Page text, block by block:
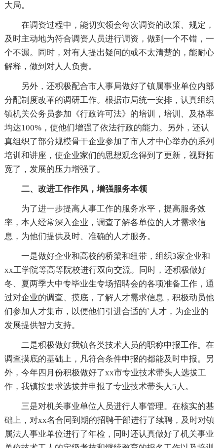
大局。
在调资过程中，能切实领会每次调资的政策、规定，
及时主动地为符合调资人员进行调资，做到一个不错，一
个不漏。同时，对有人提出疑问的或不太清楚的，能耐心
解释，做到对人人负责。
另外，还积极配合市人事局做好了镇属事业单位内部
分配制度改革的调研工作。根据市局统一安排，认真组织
镇机关公务员参加《行政许可法》的培训，培训、及格率
均达100%，使他们增强了依法行政的能力。另外，还认
真组织了部分规模骨干企业参加了市人才中心举办的系列
培训和讲座，使企业家们的思想观念得到了更新，视野拓
宽了，发展的压力增强了。
二、改进工作作风，增强服务本领
为了进一步提高人事工作的服务水平，提高服务效
率，本人经常深入企业，调查了解各单位的人才需求信
息，为他们提供及时、准确的人才服务。
一是做好企业和高校的桥梁和纽带，组织3家企业和
xx工学院等高等院校进行双向交流。同时，还积极做好
冬、夏两季大中专毕业生专场招聘会的各项准备工作，通
过对企业的调查、摸底，了解人才需求信息，积极动员他
们参加人才集市，以便他们引进合适的`人才，为企业的
发展提供智力支持。
二是积极做好我镇各类技术人员的职称申报工作。在
调查摸底的基础上，凡符合条件申报的都能及时申报。另
外，今年四月份积极做好了xx市专业技术带头人选拔工
作，我镇按要求选拔并申报了专业技术带头人5人。
三是对机关事业单位人员进行人事管理。在核实的基
础上，对xx名合同到期的招聘干部进行了续聘，及时对镇
属法人事业单位进行了年检，同时还认真做好了机关事业